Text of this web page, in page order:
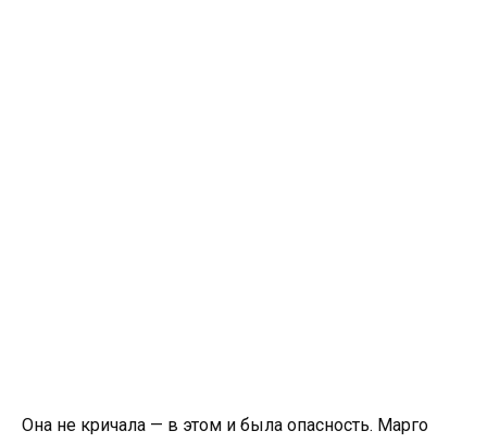
Она не кричала — в этом и была опасность. Марго